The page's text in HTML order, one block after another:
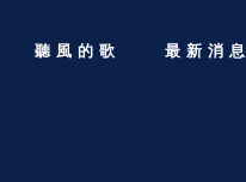
聽風的歌 最新消息